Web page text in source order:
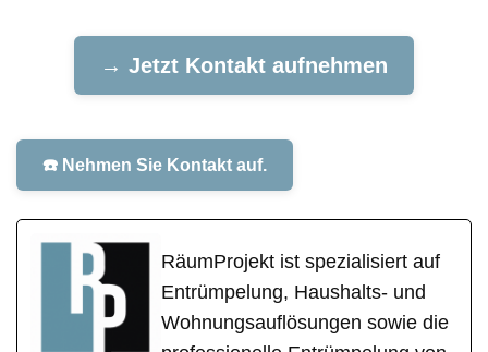
→ Jetzt Kontakt aufnehmen
☎️ Nehmen Sie Kontakt auf.
RäumProjekt ist spezialisiert auf
Entrümpelung, Haushalts- und
Wohnungsauflösungen sowie die